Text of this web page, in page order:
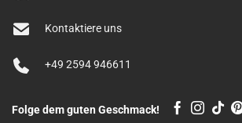
Kontaktiere uns
+49 2594 946611
Folge dem guten Geschmack!